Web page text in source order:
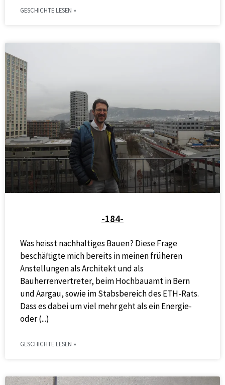
GESCHICHTE LESEN »
-184-
Was heisst nachhaltiges Bauen? Diese Frage
beschäftigte mich bereits in meinen früheren
Anstellungen als Architekt und als
Bauherrenvertreter, beim Hochbauamt in Bern
und Aargau, sowie im Stabsbereich des ETH-Rats.
Dass es dabei um viel mehr geht als ein Energie-
oder
GESCHICHTE LESEN »